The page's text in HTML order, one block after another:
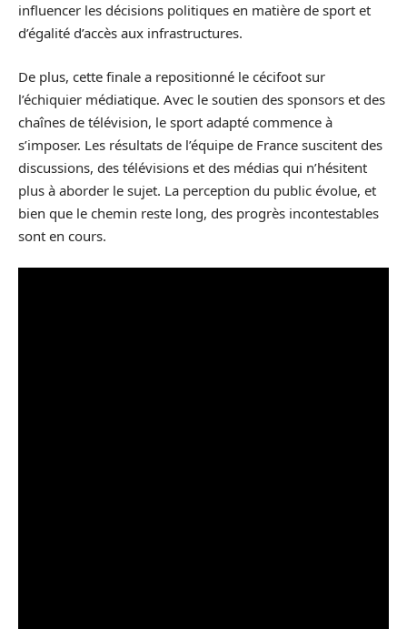
influencer les décisions politiques en matière de sport et
d’égalité d’accès aux infrastructures.
De plus, cette finale a repositionné le cécifoot sur
l’échiquier médiatique. Avec le soutien des sponsors et des
chaînes de télévision, le sport adapté commence à
s’imposer. Les résultats de l’équipe de France suscitent des
discussions, des télévisions et des médias qui n’hésitent
plus à aborder le sujet. La perception du public évolue, et
bien que le chemin reste long, des progrès incontestables
sont en cours.